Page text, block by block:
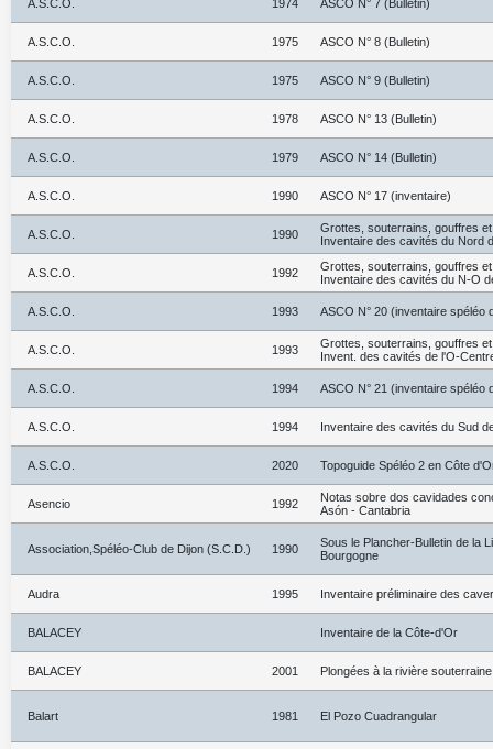
A.S.C.O. 1974 ASCO N° 7 (Bulletin)
A.S.C.O. 1975 ASCO N° 8 (Bulletin)
A.S.C.O. 1975 ASCO N° 9 (Bulletin)
A.S.C.O. 1978 ASCO N° 13 (Bulletin)
A.S.C.O. 1979 ASCO N° 14 (Bulletin)
A.S.C.O. 1990 ASCO N° 17 (inventaire)
A.S.C.O. 1990
Grottes, souterrains, gouffres
Inventaire des cavités du Nord
A.S.C.O. 1992
Grottes, souterrains, gouffres
Inventaire des cavités du N-O
A.S.C.O. 1993 ASCO N° 20 (inventaire spéléo
A.S.C.O. 1993
Grottes, souterrains, gouffres
Invent. des cavités de l'O-
A.S.C.O. 1994 ASCO N° 21 (inventaire spéléo
A.S.C.O. 1994 Inventaire des cavités du Sud
A.S.C.O. 2020 Topoguide Spéléo 2 en Côte
Asencio 1992
Notas sobre dos cavidades
Asón - Cantabria
Association,Spéléo-Club de Dijon (S.C.D.) 1990
Sous le Plancher-Bulletin de la
Bourgogne
Audra 1995 Inventaire préliminaire des
BALACEY Inventaire de la Côte-d'Or
BALACEY 2001 Plongées à la rivière
Balart 1981 El Pozo Cuadrangular